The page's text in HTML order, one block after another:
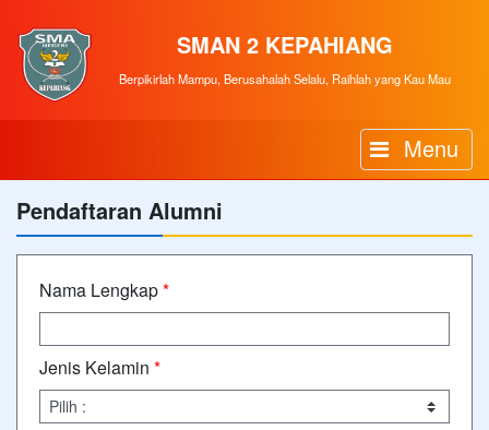
SMAN 2 KEPAHIANG
Berpikirlah Mampu, Berusahalah Selalu, Raihlah yang Kau Mau
Menu
Pendaftaran Alumni
Nama Lengkap*
Jenis Kelamin *